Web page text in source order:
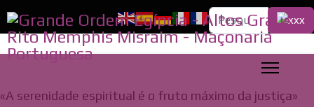
Pesquisa...
«A serenidade espiritual é o fruto máximo da justiça»